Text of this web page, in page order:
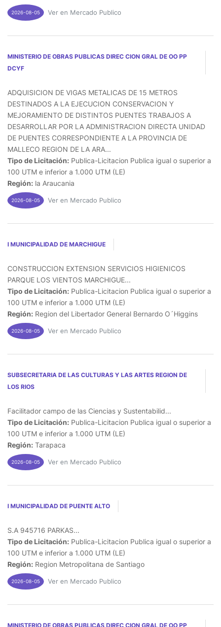
2026-08-05 Ver en Mercado Publico
MINISTERIO DE OBRAS PUBLICAS DIREC CION GRAL DE OO PP
DCYF
ADQUISICION DE VIGAS METALICAS DE 15 METROS
DESTINADOS A LA EJECUCION CONSERVACION Y
MEJORAMIENTO DE DISTINTOS PUENTES TRABAJOS A
DESARROLLAR POR LA ADMINISTRACION DIRECTA UNIDAD
DE PUENTES CORRESPONDIENTE A LA PROVINCIA DE
MALLECO REGION DE LA ARA...
Tipo de Licitación: Publica-Licitacion Publica igual o superior a
100 UTM e inferior a 1.000 UTM (LE)
Región: la Araucania
2026-08-05 Ver en Mercado Publico
I MUNICIPALIDAD DE MARCHIGUE
CONSTRUCCION EXTENSION SERVICIOS HIGIENICOS
PARQUE LOS VIENTOS MARCHIGUE...
Tipo de Licitación: Publica-Licitacion Publica igual o superior a
100 UTM e inferior a 1.000 UTM (LE)
Región: Region del Libertador General Bernardo O´Higgins
2026-08-05 Ver en Mercado Publico
SUBSECRETARIA DE LAS CULTURAS Y LAS ARTES REGION DE
LOS RIOS
Facilitador campo de las Ciencias y Sustentabilid...
Tipo de Licitación: Publica-Licitacion Publica igual o superior a
100 UTM e inferior a 1.000 UTM (LE)
Región: Tarapaca
2026-08-05 Ver en Mercado Publico
I MUNICIPALIDAD DE PUENTE ALTO
S.A 945716 PARKAS...
Tipo de Licitación: Publica-Licitacion Publica igual o superior a
100 UTM e inferior a 1.000 UTM (LE)
Región: Region Metropolitana de Santiago
2026-08-05 Ver en Mercado Publico
MINISTERIO DE OBRAS PUBLICAS DIREC CION GRAL DE OO PP